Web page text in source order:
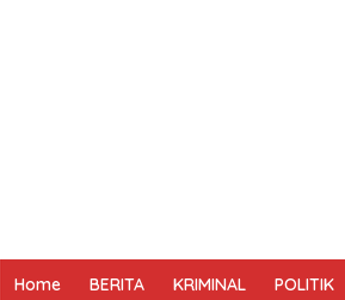
Home BERITA KRIMINAL POLITIK